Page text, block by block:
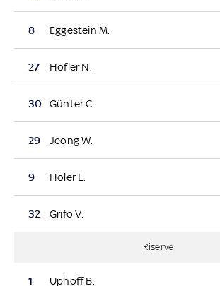
8 Eggestein M.
27 Höfler N.
30 Günter C.
29 Jeong W.
9 Höler L.
32 Grifo V.
Riserve
1 Uphoff B.